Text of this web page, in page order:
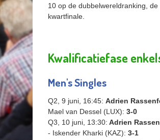
10 op de dubbelwereldranking, de
kwartfinale.
Kwalificatiefase
Men's Singles
Q2, 9 juni, 16:45: Adrien
Mael van Dessel (LUX): 3-0
Q3, 10 juni, 13:30: Adrien
- Iskender Kharki (KAZ): 3-1